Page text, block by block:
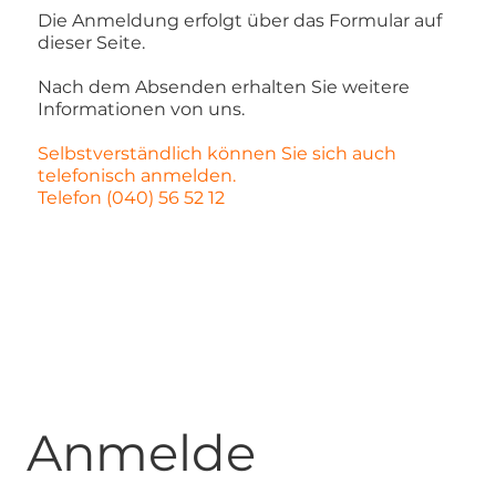
Die Anmeldung erfolgt über das Formular auf
dieser Seite.
Nach dem Absenden erhalten Sie weitere
Informationen von uns.
Selbstverständlich können Sie sich auch
telefonisch anmelden.
Telefon (040) 56 52 12
Anmelde